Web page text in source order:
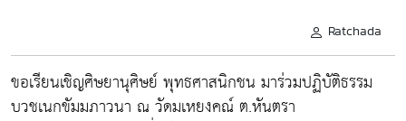
Ratchada
ขอเรียนเชิญศิษยานุศิษย์ พุทธศาสนิกชน มาร่วมปฏิบัติธรรม
บวชเนกขัมมภาวนา ณ วัดมเหยงคณ์ ต.หันตรา